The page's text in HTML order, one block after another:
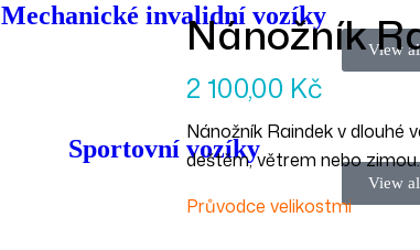
Mechanické invalidní vozíky
View
Sportovní vozíky
View
Nánožník
2 100,00 Kč
Nánožník Raindek v dlouhé
deštěm, větrem nebo
Průvodce velikostmi